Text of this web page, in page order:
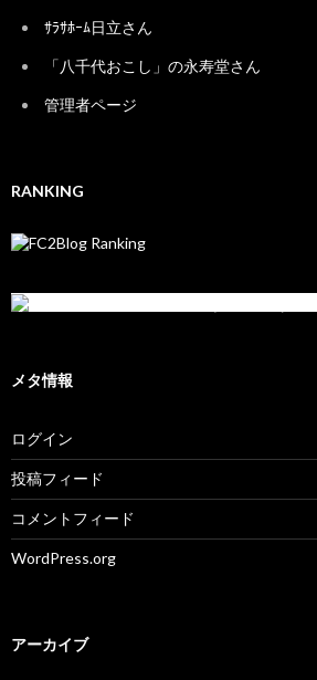
ｻﾗｻﾎｰﾑ日立さん
「八千代おこし」の永寿堂さん
管理者ページ
RANKING
メタ情報
ログイン
投稿フィード
コメントフィード
WordPress.org
アーカイブ